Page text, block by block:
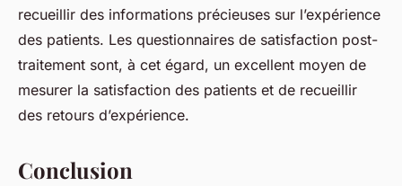
recueillir des informations précieuses sur l’expérience
des patients. Les questionnaires de satisfaction post-
traitement sont, à cet égard, un excellent moyen de
mesurer la satisfaction des patients et de recueillir
des retours d’expérience.
Conclusion